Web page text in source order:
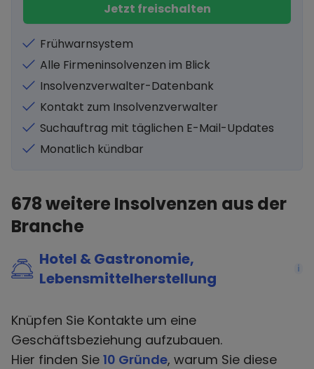
Jetzt freischalten
Frühwarnsystem
Alle Firmeninsolvenzen im Blick
Insolvenzverwalter-Datenbank
Kontakt zum Insolvenzverwalter
Suchauftrag mit täglichen E-Mail-Updates
Monatlich kündbar
678weitere Insolvenzen aus der
Branche
Hotel & Gastronomie,
Lebensmittelherstellung
i
Knüpfen Sie Kontakte um eine
Geschäftsbeziehung aufzubauen.
Hier finden Sie 10 Gründe, warum Sie diese